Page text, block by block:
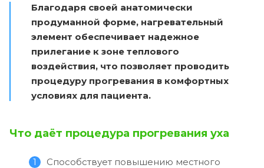
Благодаря своей анатомически
продуманной форме, нагревательный
элемент обеспечивает надежное
прилегание к зоне теплового
воздействия, что позволяет проводить
процедуру прогревания в комфортных
условиях для пациента.
Что даёт процедура прогревания уха
Способствует повышению местного